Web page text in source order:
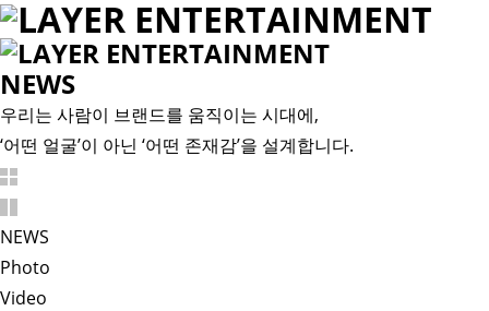
NEWS
우리는 사람이 브랜드를 움직이는 시대에,
‘어떤 얼굴’이 아닌 ‘어떤 존재감’을 설계합니다.
NEWS
Photo
Video